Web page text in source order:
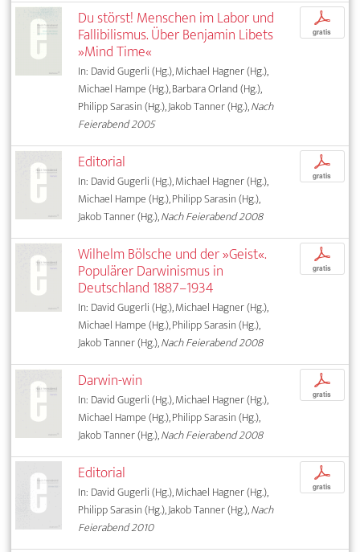
Du störst! Menschen im Labor und
Fallibilismus. Über Benjamin Libets
»Mind Time«
In: David Gugerli (Hg.), Michael Hagner (Hg.),
Michael Hampe (Hg.), Barbara Orland (Hg.),
Philipp Sarasin (Hg.), Jakob Tanner (Hg.),Nach
Feierabend 2005
p
gratis
Editorial
In: David Gugerli (Hg.), Michael Hagner (Hg.),
Michael Hampe (Hg.), Philipp Sarasin (Hg.),
Jakob Tanner (Hg.),Nach Feierabend 2008
p
gratis
Wilhelm Bölsche und der »Geist«.
Populärer Darwinismus in
Deutschland 1887–1934
In: David Gugerli (Hg.), Michael Hagner (Hg.),
Michael Hampe (Hg.), Philipp Sarasin (Hg.),
Jakob Tanner (Hg.),Nach Feierabend 2008
p
gratis
Darwin-win
In: David Gugerli (Hg.), Michael Hagner (Hg.),
Michael Hampe (Hg.), Philipp Sarasin (Hg.),
Jakob Tanner (Hg.),Nach Feierabend 2008
p
gratis
Editorial
In: David Gugerli (Hg.), Michael Hagner (Hg.),
Philipp Sarasin (Hg.), Jakob Tanner (Hg.),Nach
Feierabend 2010
p
gratis